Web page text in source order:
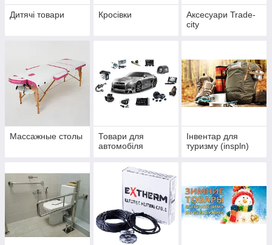
Дитячі товари Кросівки
Аксесуари Trade-
city
Массажные столы
Товари для
автомобіля
Інвентар для
туризму (inspln)